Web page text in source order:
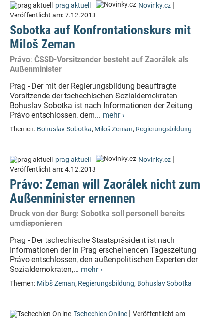
prag aktuell | Novinky.cz |
Veröffentlicht am:7.12.2013
Sobotka auf Konfrontationskurs mit
Miloš Zeman
Právo: ČSSD-Vorsitzender besteht auf Zaorálek als
Außenminister
Prag - Der mit der Regierungsbildung beauftragte
Vorsitzende der tschechischen Sozialdemokraten
Bohuslav Sobotka ist nach Informationen der Zeitung
Právo entschlossen, dem... mehr ›
Themen: Bohuslav Sobotka, Miloš Zeman, Regierungsbildung
prag aktuell | Novinky.cz |
Veröffentlicht am:4.12.2013
Právo: Zeman will Zaorálek nicht zum
Außenminister ernennen
Druck von der Burg: Sobotka soll personell bereits
umdisponieren
Prag - Der tschechische Staatspräsident ist nach
Informationen der in Prag erscheinenden Tageszeitung
Právo entschlossen, den außenpolitischen Experten der
Sozialdemokraten,... mehr ›
Themen: Miloš Zeman, Regierungsbildung, Bohuslav Sobotka
Tschechien Online | Veröffentlicht am: